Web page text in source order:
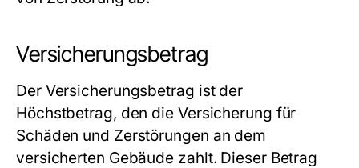
Versicherungsbetrag
Der Versicherungsbetrag ist der
Höchstbetrag, den die Versicherung für
Schäden und Zerstörungen an dem
versicherten Gebäude zahlt. Dieser Betrag